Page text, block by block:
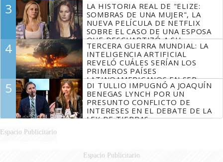
3
LA HISTORIA REAL DE "ELIZE:
SOMBRAS DE UNA MUJER", LA
NUEVA PELÍCULA DE NETFLIX
SOBRE EL CASO DE UNA ESPOSA
QUE DESCUARTIZÓ A SU
MARIDO
4
TERCERA GUERRA MUNDIAL: LA
INTELIGENCIA ARTIFICIAL
REVELÓ CUÁLES SERÍAN LOS
PRIMEROS PAÍSES
LATINOAMERICANOS EN SER
DERROTADOS
5
DI TULLIO IMPUGNÓ A JOAQUÍN
BENEGAS LYNCH POR UN
PRESUNTO CONFLICTO DE
INTERESES EN EL DEBATE DE LA
LEY DE TIERRAS
Espacio Publicitario
Espacio Publicitario